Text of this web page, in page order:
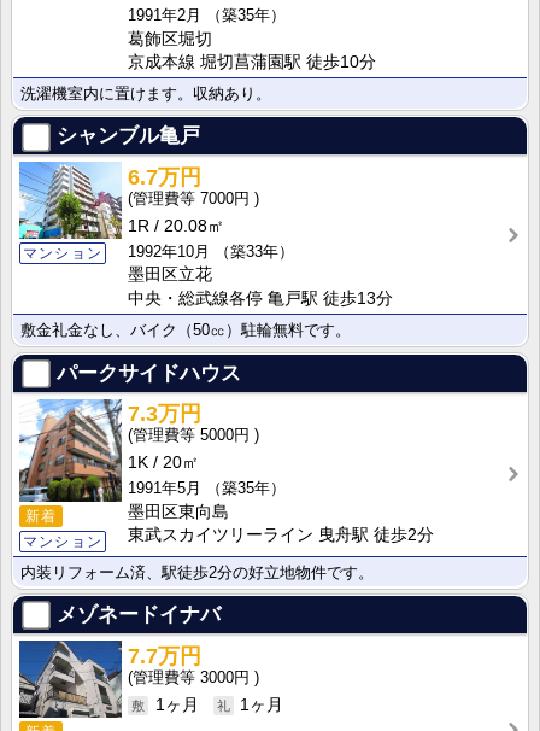
1991年2月
（築35年）
葛飾区堀切
京成本線 堀切菖蒲園駅 徒歩10分
洗濯機室内に置けます。収納あり。
シャンブル亀戸
マンション
6.7万円
7000円
1R
20.08㎡
1992年10月
（築33年）
墨田区立花
中央・総武線各停 亀戸駅 徒歩13分
敷金礼金なし、バイク（50㏄）駐輪無料です。
パークサイドハウス
新着
マンション
7.3万円
5000円
1K
20㎡
1991年5月
（築35年）
墨田区東向島
東武スカイツリーライン 曳舟駅 徒歩2分
内装リフォーム済、駅徒歩2分の好立地物件です。
メゾネードイナバ
7.7万円
3000円
1ヶ月
1ヶ月